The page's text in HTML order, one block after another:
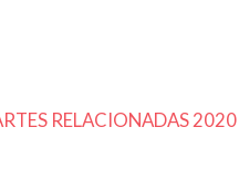
RELACIONADAS 2020